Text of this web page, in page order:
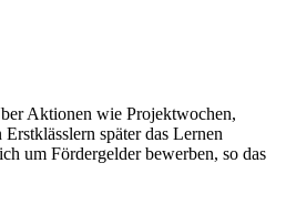
Aktionen wie Projektwochen,
später das Lernen
um Fördergelder bewerben, so das